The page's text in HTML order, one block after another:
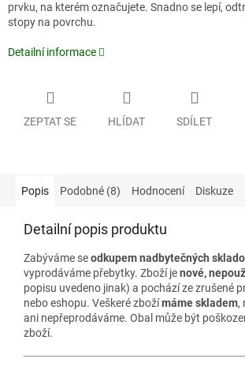
prvku, na kterém označujete. Snadno se lepí,
stopy na povrchu.
Detailní informace
ZEPTAT SE HLÍDAT SDÍLET
Popis Podobné (8) Hodnocení Diskuze
Detailní popis produktu
Zabýváme seodkupem nadbytečných
vyprodáváme přebytky. Zboží jenové,
popisu uvedeno jinak) a pochází ze zrušené
nebo eshopu. Veškeré zbožímáme skladem,
ani nepřeprodáváme. Obal může být
zboží.